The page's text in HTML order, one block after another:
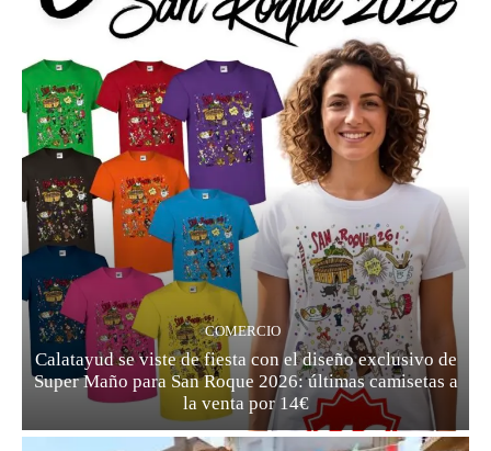
COMERCIO
Calatayud se viste de fiesta con el diseño exclusivo de
Super Maño para San Roque 2026: últimas camisetas a
la venta por 14€